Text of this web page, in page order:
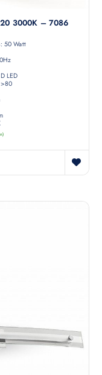
3000K – 7086
50 Watt
LED
>80